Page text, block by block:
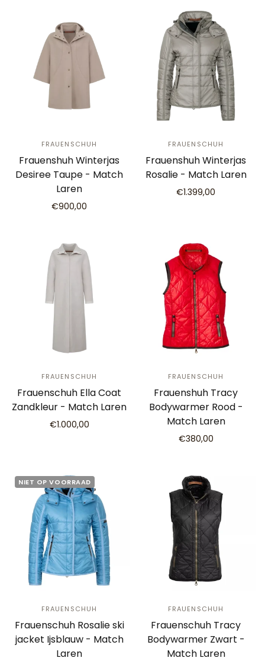
FRAUENSCHUH
Frauenshuh Winterjas
Desiree Taupe - Match
Laren
€900,00
FRAUENSCHUH
Frauenshuh Winterjas
Rosalie - Match Laren
€1.399,00
FRAUENSCHUH
Frauenschuh Ella Coat
Zandkleur - Match Laren
€1.000,00
FRAUENSCHUH
Frauenshuh Tracy
Bodywarmer Rood -
Match Laren
€380,00
NIET OP VOORRAAD
FRAUENSCHUH
Frauenschuh Rosalie ski
jacket Ijsblauw - Match
Laren
FRAUENSCHUH
Frauenschuh Tracy
Bodywarmer Zwart -
Match Laren